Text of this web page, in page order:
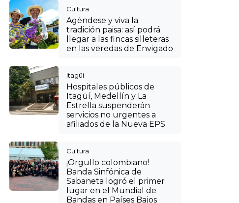
Banda Sinfónica de
Sabaneta logró el primer
lugar en el Mundial de
Bandas en Países Bajos
VIDEO: así se puede
disfrutar de las fincas
silleteras de Santa Elena
en el CC Mayorca de
Sabaneta para vivir la Feria
de las Flores